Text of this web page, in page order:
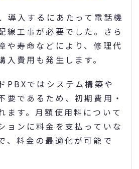
導入するにあたって電話機
線工事が必要でした。さら
や寿命などにより、修理代
入費用も発生します。
PBXではシステム構築や
要であるため、初期費用・
ます。月額使用料について
ョンに料金を支払っていな
、料金の最適化が可能で